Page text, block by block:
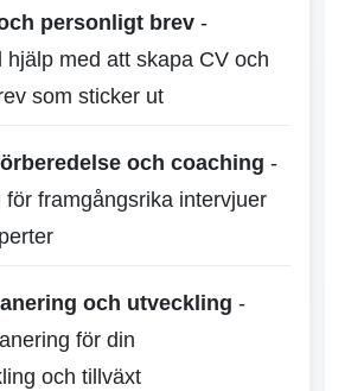
personligt brev -
hjälp med att skapa CV och
som sticker ut
och coaching -
för framgångsrika intervjuer
och utveckling -
för din
och tillväxt